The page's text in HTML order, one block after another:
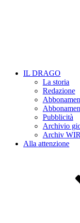
IL DRAGO
La storia
Redazione
Pubblicità
Archivio
Archiv
Alla attenzione